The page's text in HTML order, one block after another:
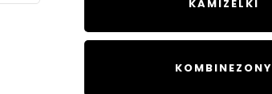
KAMIZELKI
KOMBINEZONY